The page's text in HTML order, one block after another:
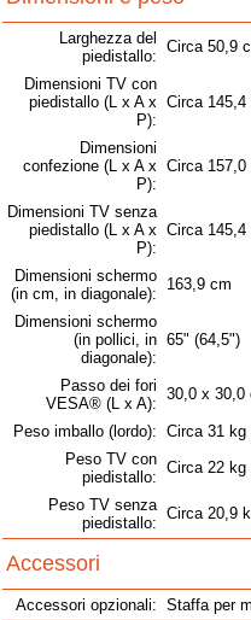
Larghezza del
piedistallo:
Circa 50,9
Dimensioni TV con
piedistallo (L x A x
P):
Circa
Dimensioni
confezione (L x A x
P):
Circa
Dimensioni TV senza
piedistallo (L x A x
P):
Circa
Dimensioni schermo
(in cm, in diagonale):
163,9 cm
Dimensioni schermo
(in pollici, in
diagonale):
65" (64,5")
Passo dei fori
VESA® (L x A):
30,0 x 30,0
Peso imballo (lordo): Circa 31 kg
Peso TV con
piedistallo:
Circa 22 kg
Peso TV senza
piedistallo:
Circa 20,9
Accessori
Accessori opzionali: Staffa per